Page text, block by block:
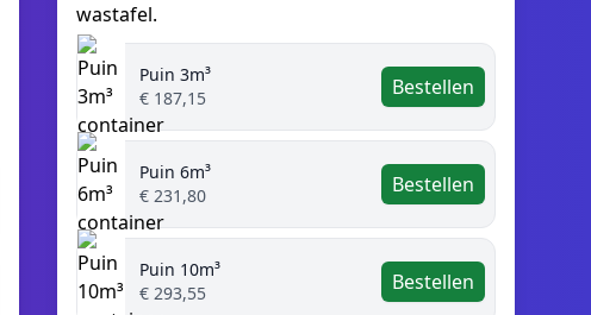
wastafel.
Puin 3m³
€ 187,15
Bestellen
Puin 6m³
€ 231,80
Bestellen
Puin 10m³
€ 293,55
Bestellen